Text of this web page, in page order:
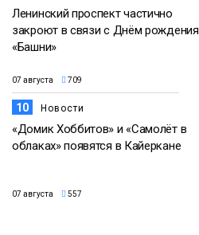
Ленинский проспект частично
закроют в связи с Днём рождения
«Башни»
07 августа 709
10 Новости
«Домик Хоббитов» и «Самолёт в
облаках» появятся в Кайеркане
07 августа 557